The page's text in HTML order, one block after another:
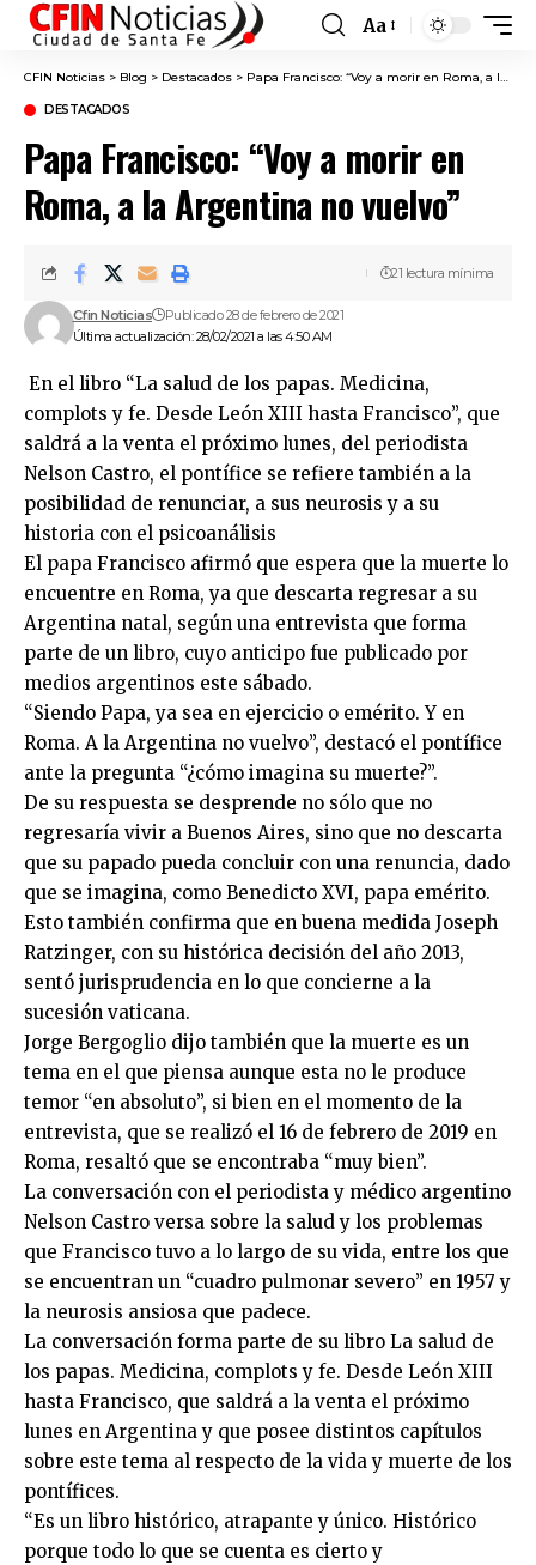
Font
Resizer
Aa
CFIN Noticias > Blog > Destacados > Papa Francisco: “Voy a morir en Roma, a la Argentina no vuelvo”
DESTACADOS
Papa Francisco: “Voy a morir en
Roma, a la Argentina no vuelvo”
Última actualización: 28/02/2021 a las 4:50 AM
Cfin Noticias Publicado 28 de febrero de 2021
21 lectura mínima
En el libro “La salud de los papas. Medicina,
complots y fe. Desde León XIII hasta Francisco”, que
saldrá a la venta el próximo lunes, del periodista
Nelson Castro, el pontífice se refiere también a la
posibilidad de renunciar, a sus neurosis y a su
historia con el psicoanálisis
El papa Francisco afirmó que espera que la muerte lo
encuentre en Roma, ya que descarta regresar a su
Argentina natal, según una entrevista que forma
parte de un libro, cuyo anticipo fue publicado por
medios argentinos este sábado.
“Siendo Papa, ya sea en ejercicio o emérito. Y en
Roma. A la Argentina no vuelvo”, destacó el pontífice
ante la pregunta “¿cómo imagina su muerte?”.
De su respuesta se desprende no sólo que no
regresaría vivir a Buenos Aires, sino que no descarta
que su papado pueda concluir con una renuncia, dado
que se imagina, como Benedicto XVI, papa emérito.
Esto también confirma que en buena medida Joseph
Ratzinger, con su histórica decisión del año 2013,
sentó jurisprudencia en lo que concierne a la
sucesión vaticana.
Jorge Bergoglio dijo también que la muerte es un
tema en el que piensa aunque esta no le produce
temor “en absoluto”, si bien en el momento de la
entrevista, que se realizó el 16 de febrero de 2019 en
Roma, resaltó que se encontraba “muy bien”.
La conversación con el periodista y médico argentino
Nelson Castro versa sobre la salud y los problemas
que Francisco tuvo a lo largo de su vida, entre los que
se encuentran un “cuadro pulmonar severo” en 1957 y
la neurosis ansiosa que padece.
La conversación forma parte de su libro La salud de
los papas. Medicina, complots y fe. Desde León XIII
hasta Francisco, que saldrá a la venta el próximo
lunes en Argentina y que posee distintos capítulos
sobre este tema al respecto de la vida y muerte de los
pontífices.
“Es un libro histórico, atrapante y único. Histórico
porque todo lo que se cuenta es cierto y